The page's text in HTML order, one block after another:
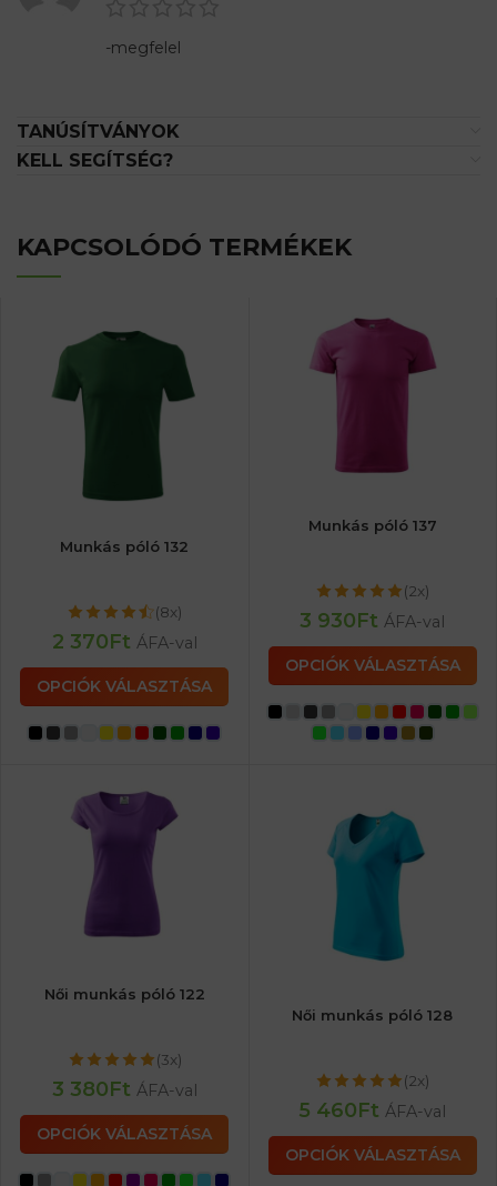
-megfelel
TANÚSÍTVÁNYOK
KELL SEGÍTSÉG?
KAPCSOLÓDÓ TERMÉKEK
Munkás póló 132
(8x)
2 370Ft ÁFA-val
OPCIÓK VÁLASZTÁSA
Munkás póló 137
(2x)
3 930Ft ÁFA-val
OPCIÓK VÁLASZTÁSA
Női munkás póló 122
(3x)
3 380Ft ÁFA-val
OPCIÓK VÁLASZTÁSA
Női munkás póló 128
(2x)
5 460Ft ÁFA-val
OPCIÓK VÁLASZTÁSA